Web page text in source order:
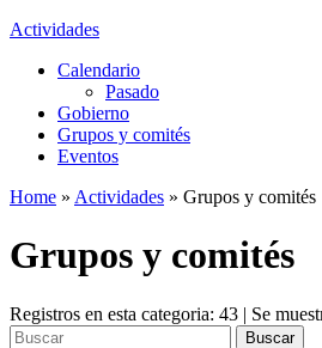
Actividades
Calendario
Pasado
Gobierno
Grupos y comités
Eventos
Home » Actividades » Grupos y comités
Grupos y comités
Registros en esta categoria: 43 | Se
Buscar